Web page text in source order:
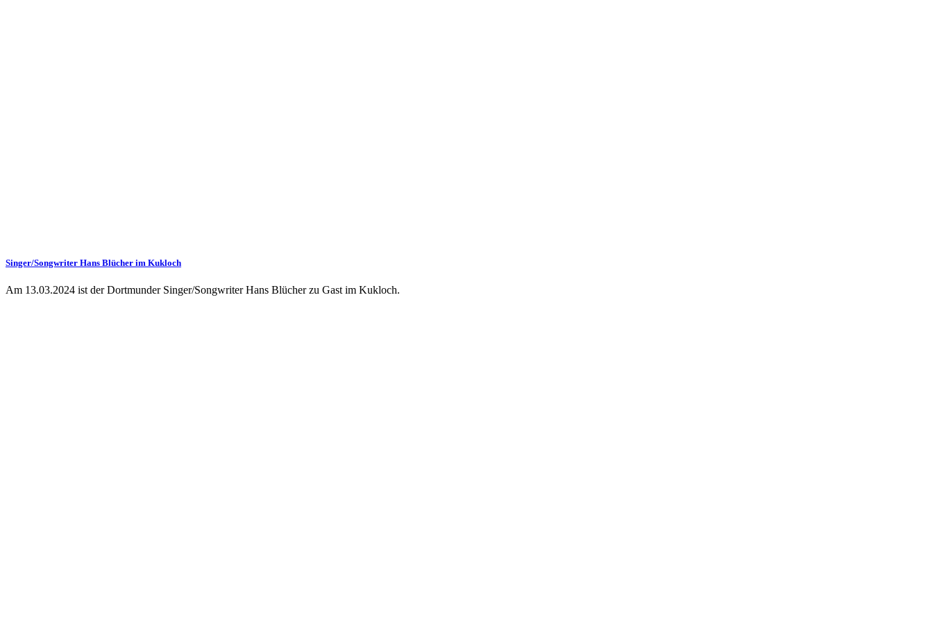
Singer/Songwriter Hans Blücher im Kukloch
Am 13.03.2024 ist der Dortmunder Singer/Songwriter Hans Blücher zu Gast im Kukloch.